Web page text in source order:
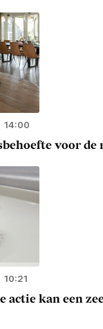
14:00
voor de
10:21
actie kan een